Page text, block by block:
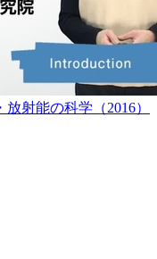
射能の科学（2016）